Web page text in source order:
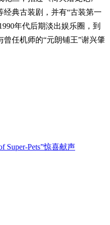
经典古装剧，并有“古装第一
年代后期淡出娱乐圈，到
曾任机师的“元朗铺王”谢兴肇
Super-Pets”惊喜献声